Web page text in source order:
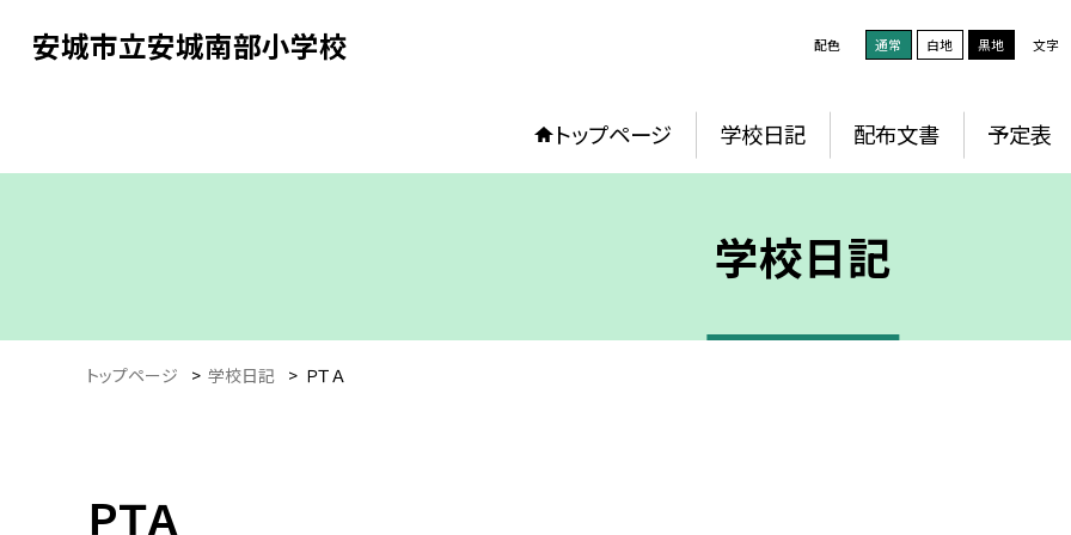
安城市立安城南部小学校 配色 通常 白地 黒地 文字
トップページ 学校日記 配布文書 予定表
学校日記
トップページ > 学校日記 > ＰＴＡ
ＰＴＡ